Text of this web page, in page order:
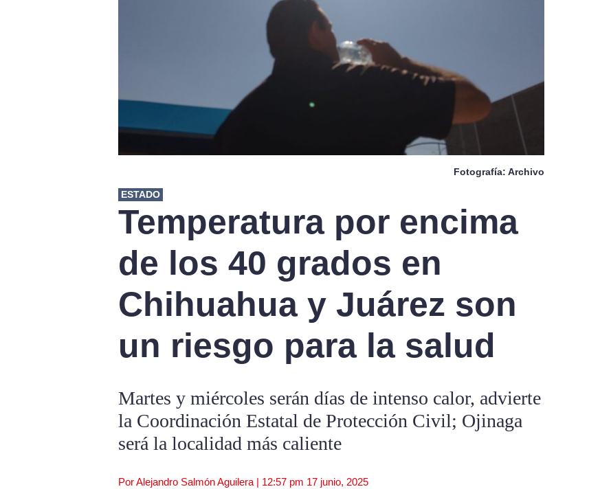
Fotografía: Archivo
ESTADO
Temperatura por encima
de los 40 grados en
Chihuahua y Juárez son
un riesgo para la salud
Martes y miércoles serán días de intenso calor, advierte
la Coordinación Estatal de Protección Civil; Ojinaga
será la localidad más caliente
Por Alejandro Salmón Aguilera | 12:57 pm 17 junio, 2025